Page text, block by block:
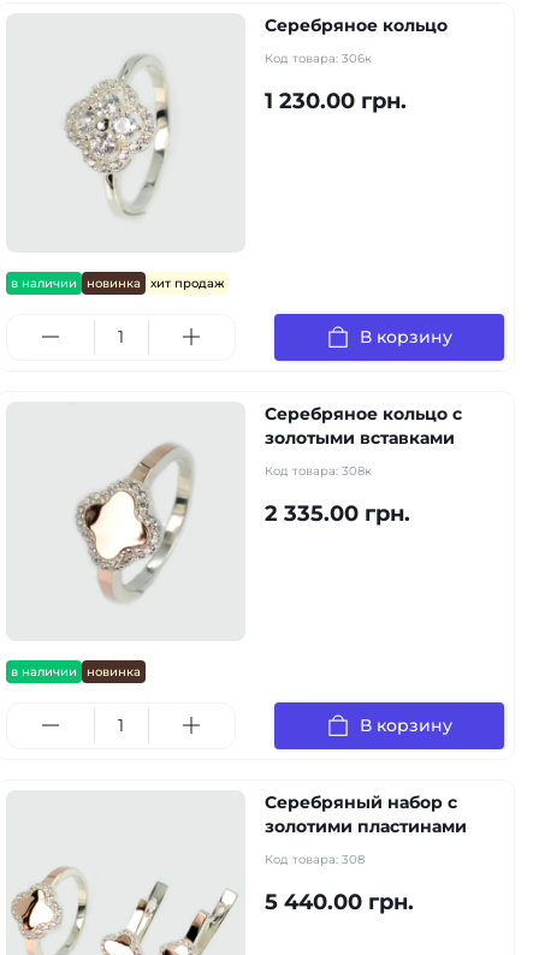
в наличии новинка хит продаж
Серебряное кольцо
Код товара: 306к
1 230.00 грн.
В корзину
в наличии новинка
Серебряное кольцо с
золотыми вставками
Код товара: 308к
2 335.00 грн.
В корзину
Серебряный набор с
золотими пластинами
Код товара: 308
5 440.00 грн.